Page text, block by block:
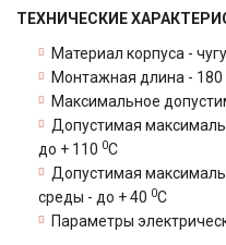
ТЕХНИЧЕСКИЕ
Материал корпуса -
Монтажная длина -
Максимальное
Допустимая
до + 110 0С
Допустимая
среды - до + 40 0С
Параметры